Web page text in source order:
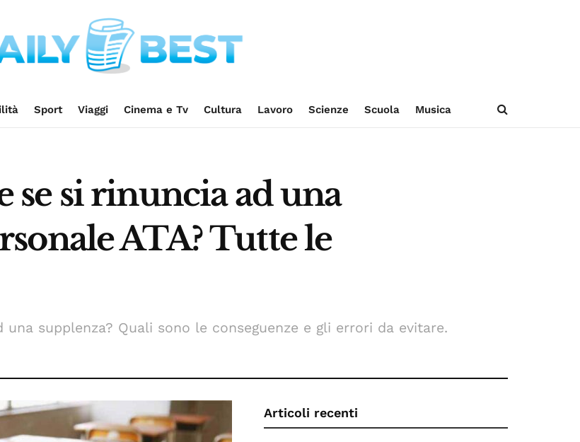
Sport Viaggi Cinema e Tv Cultura Lavoro Scienze Scuola Musica
se si rinuncia ad una
ATA? Tutte le
una supplenza? Quali sono le conseguenze e gli errori da evitare.
Articoli recenti